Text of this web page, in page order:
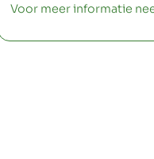
Voor meer informatie